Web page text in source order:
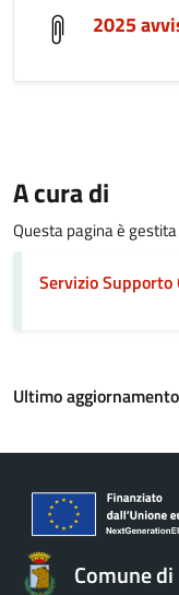
2025
A cura di
Questa pagina è
Servizio
Ultimo
Comune